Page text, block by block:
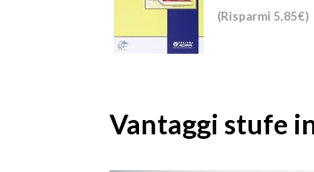
(Risparmi 5,85€)
Vantaggi stufe